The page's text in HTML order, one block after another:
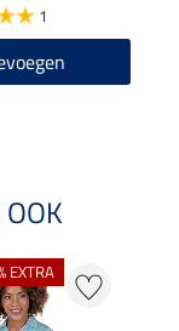
1
EXTRA